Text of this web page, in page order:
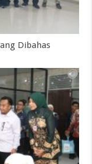
Dibahas